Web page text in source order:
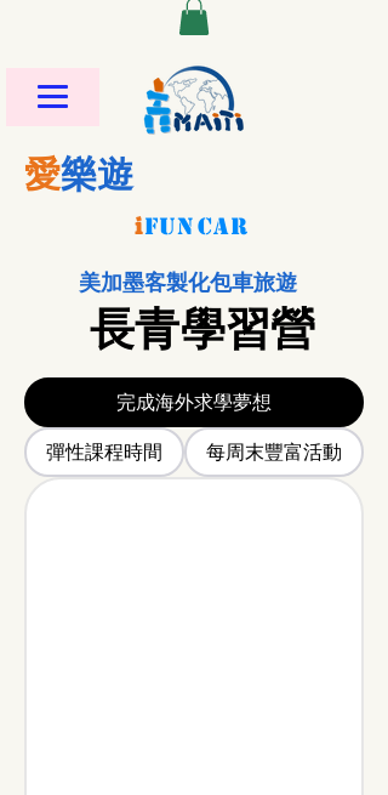
愛樂遊
iFUNCAR
美加墨客製化包車旅遊
長青學習營
完成海外求學夢想
彈性課程時間
每周末豐富活動